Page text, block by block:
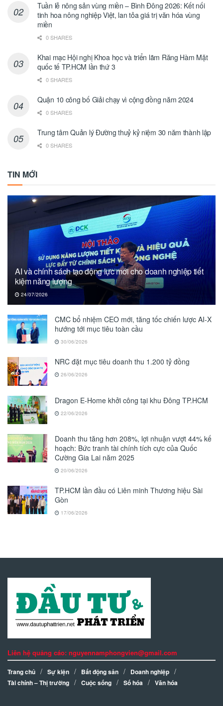
Tuần lễ nông sản vùng miền – Bình Đông 2026: Kết nối
tinh hoa nông nghiệp Việt, lan tỏa giá trị văn hóa vùng
miền
0 SHARES
Khai mạc Hội nghị Khoa học và triển lãm Răng Hàm Mặt
quốc tế TP.HCM lần thứ 3
0 SHARES
Quận 10 công bố Giải chạy vì cộng đồng năm 2024
0 SHARES
Trung tâm Quản lý Đường thuỷ kỷ niệm 30 năm thành lập
0 SHARES
TIN MỚI
AI và chính sách tạo động lực mới cho doanh nghiệp tiết
kiệm năng lượng
24/07/2026
CMC bổ nhiệm CEO mới, tăng tốc chiến lược AI-X
hướng tới mục tiêu toàn cầu
30/06/2026
NRC đặt mục tiêu doanh thu 1.200 tỷ đồng
26/06/2026
Dragon E-Home khởi công tại khu Đông TP.HCM
22/06/2026
Doanh thu tăng hơn 208%, lợi nhuận vượt 44% kế
hoạch: Bức tranh tài chính tích cực của Quốc
Cường Gia Lai năm 2025
20/06/2026
TP.HCM lần đầu có Liên minh Thương hiệu Sài
Gòn
17/06/2026
Liên hệ quảng cáo: nguyennamphongvien@gmail.com
Trang chủ Sự kiện Bất động sản
Doanh nghiệp
Tài chính – Thị trường
Cuộc sống Số hóa Văn hóa